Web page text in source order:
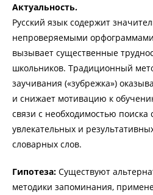
Актуальность.
Русский язык содержит
непроверяемыми
вызывает существенные
школьников. Традиционный
заучивания («зубрежка»)
и снижает мотивацию к
связи с необходимостью поиска
увлекательных и
словарных слов.
Гипотеза: Существуют
методики запоминания,